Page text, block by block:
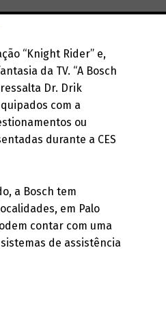
“Knight Rider” e,
da TV. “A Bosch
Dr. Drik
com a
ou
durante a CES
a Bosch tem
em Palo
contar com uma
de assistência